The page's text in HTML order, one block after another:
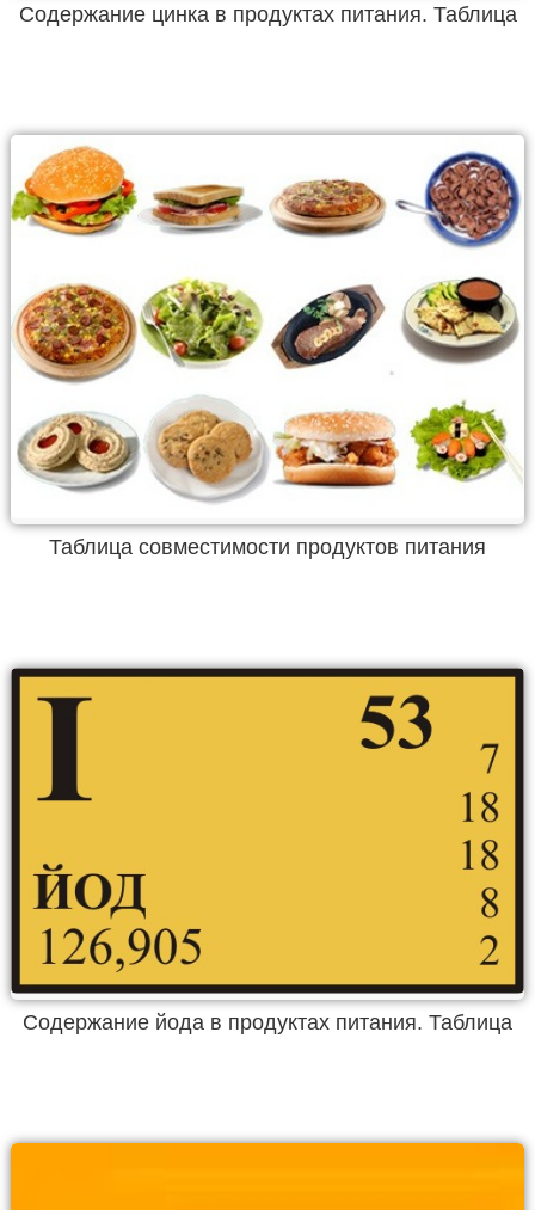
Содержание цинка в продуктах питания. Таблица
Таблица совместимости продуктов питания
Содержание йода в продуктах питания. Таблица